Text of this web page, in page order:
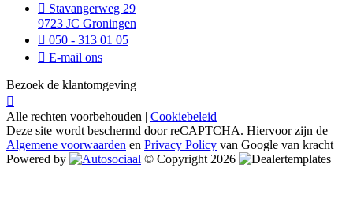
Stavangerweg 29
9723 JC Groningen
050 - 313 01 05
E-mail ons
Bezoek de klantomgeving
Alle rechten voorbehouden | Cookiebeleid |
Deze site wordt beschermd door reCAPTCHA. Hiervoor zijn de
Algemene voorwaarden en Privacy Policy van Google van kracht
Powered by
© Copyright 2026